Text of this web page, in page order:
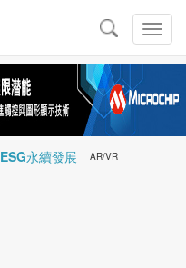
切
換
導
導
航
ESG永續發展 AR/VR